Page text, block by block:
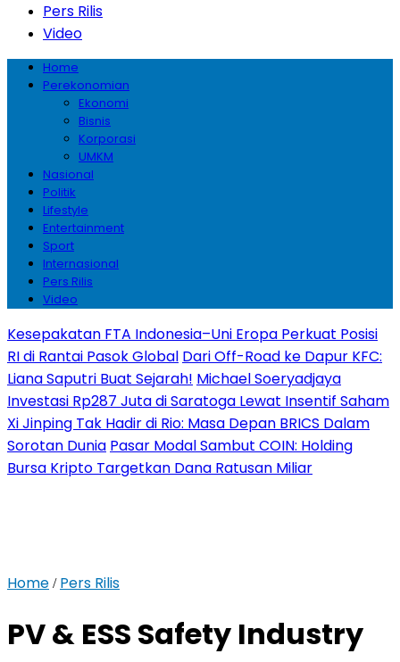
Pers Rilis
Video
Home
Perekonomian
Ekonomi
Bisnis
Korporasi
UMKM
Nasional
Politik
Lifestyle
Entertainment
Sport
Internasional
Pers Rilis
Video
Kesepakatan FTA Indonesia–Uni Eropa Perkuat Posisi
RI di Rantai Pasok Global Dari Off-Road ke Dapur KFC:
Liana Saputri Buat Sejarah! Michael Soeryadjaya
Investasi Rp287 Juta di Saratoga Lewat Insentif Saham
Xi Jinping Tak Hadir di Rio: Masa Depan BRICS Dalam
Sorotan Dunia Pasar Modal Sambut COIN: Holding
Bursa Kripto Targetkan Dana Ratusan Miliar
Home / Pers Rilis
PV & ESS Safety Industry